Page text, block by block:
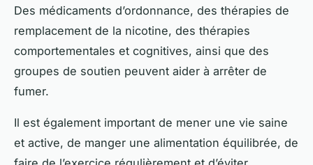
Des médicaments d’ordonnance, des thérapies de
remplacement de la nicotine, des thérapies
comportementales et cognitives, ainsi que des
groupes de soutien peuvent aider à arrêter de
fumer.
Il est également important de mener une vie saine
et active, de manger une alimentation équilibrée, de